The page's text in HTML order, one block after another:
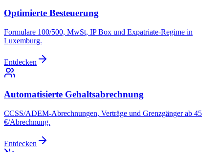
Optimierte Besteuerung
Formulare 100/500, MwSt, IP Box und Expatriate-Regime in
Luxemburg.
Entdecken
Automatisierte Gehaltsabrechnung
CCSS/ADEM-Abrechnungen, Verträge und Grenzgänger ab 45
€/Abrechnung.
Entdecken